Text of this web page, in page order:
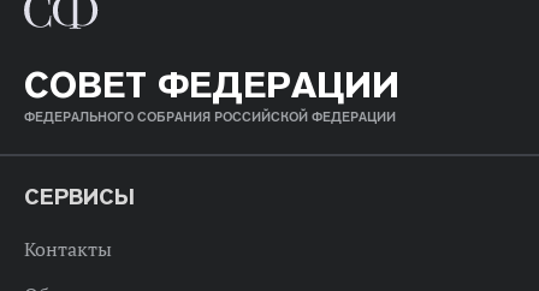
СОВЕТ ФЕДЕРАЦИИ
ФЕДЕРАЛЬНОГО СОБРАНИЯ РОССИЙСКОЙ ФЕДЕРАЦИИ
СЕРВИСЫ
Контакты